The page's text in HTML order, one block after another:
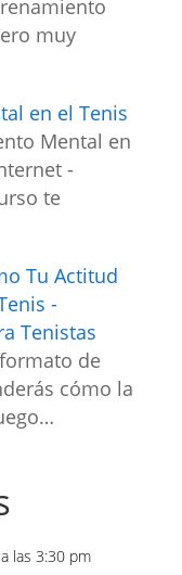
muy
en el Tenis
Mental en
-
te
Tu Actitud
-
Tenistas
de
cómo la
las 3:30 pm